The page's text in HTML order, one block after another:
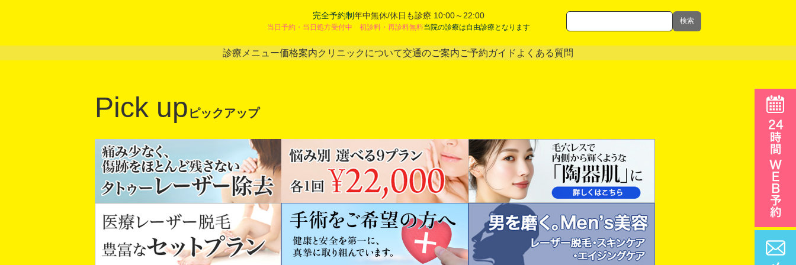
完全予約制年中無休/休日も診療 10:00～22:00
当日予約・当日処方受付中 初診料・再診料無料当院の診療は自由診療となります
検索
診療メニュー価格案内クリニックについて交通のご案内ご予約ガイド よくある質問
Pick up ピックアップ